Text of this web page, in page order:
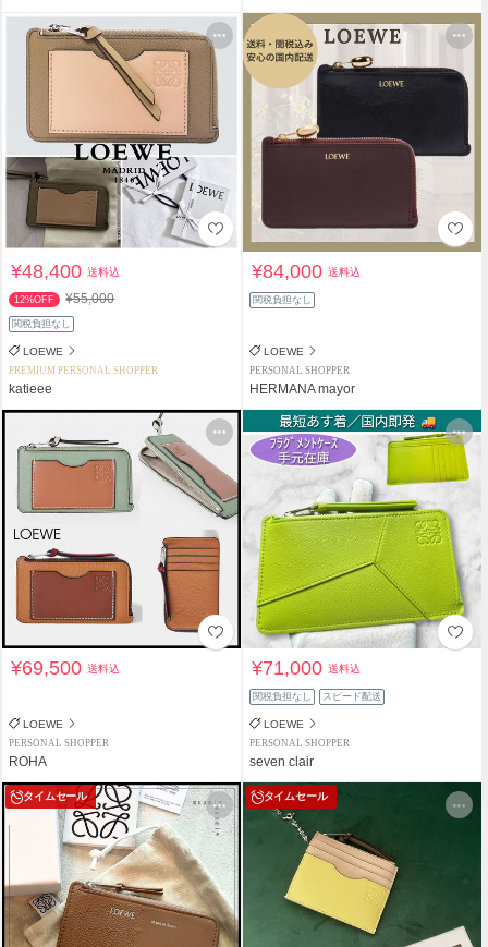
¥48,400送料込
12%OFF ¥55,000
関税負担なし
LOEWE
PREMIUM PERSONAL SHOPPER
katieee
¥84,000送料込
関税負担なし
LOEWE
PERSONAL SHOPPER
HERMANA mayor
¥69,500送料込
LOEWE
PERSONAL SHOPPER
ROHA
¥71,000送料込
関税負担なし スピード配送
LOEWE
PERSONAL SHOPPER
seven clair
タイムセール タイムセール